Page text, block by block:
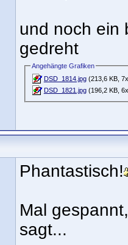
und noch ein
gedreht
Angehängte Grafiken
DSD_1814.jpg(213,6 KB,
DSD_1821.jpg(196,2 KB,
Phantastisch!
Mal
sagt...